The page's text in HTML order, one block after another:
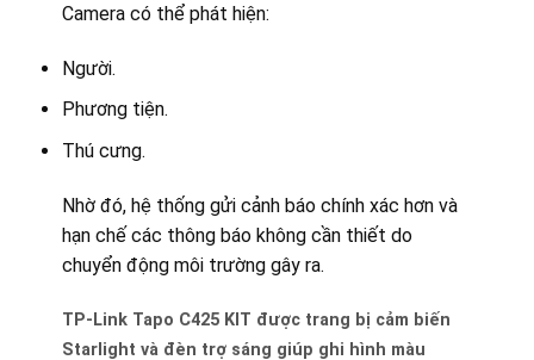
Camera có thể phát hiện:
Người.
Phương tiện.
Thú cưng.
Nhờ đó, hệ thống gửi cảnh báo chính xác hơn và
hạn chế các thông báo không cần thiết do
chuyển động môi trường gây ra.
TP-Link Tapo C425 KIT được trang bị cảm biến
Starlight và đèn trợ sáng giúp ghi hình màu